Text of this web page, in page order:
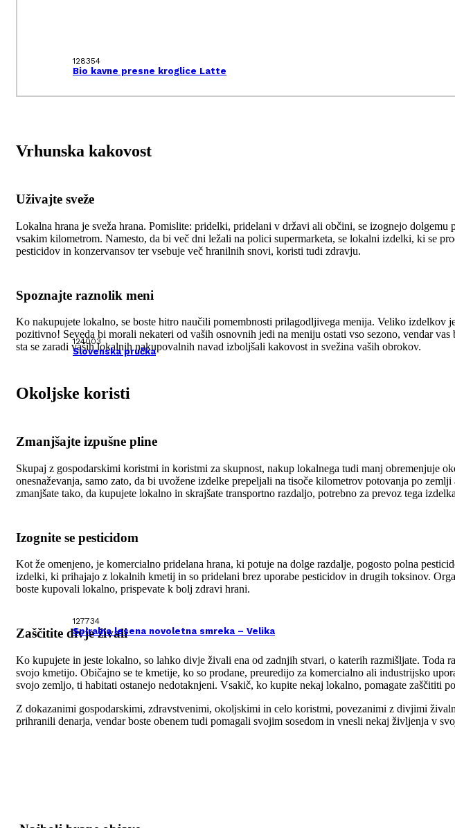
128354
Bio kavne presne kroglice Latte
124003
Slovenska pručka
127734
Spiralna lesena novoletna smreka – Velika
Vrhunska kakovost
Uživajte sveže
Lokalna hrana je sveža hrana. Pomislite: pridelki, pridelani v državi ali občini, se izognejo
vsakim kilometrom. Namesto, da bi več dni ležali na polici supermarketa, se lokalni izdelki, ki se
pesticidov in konzervansov ter vsebuje več hranilnih snovi, koristi tudi zdravju.
Spoznajte raznolik meni
Ko nakupujete lokalno, se boste hitro naučili pomembnosti prilagodljivega menija. Veliko
pozitivno! Seveda bi morali nekateri od vaših osnovnih jedi na meniju ostati vso sezono, vendar
sta se zaradi vaših lokalnih nakupovalnih navad izboljšali kakovost in svežina vaših obrokov.
Okoljske koristi
Zmanjšajte izpušne pline
Skupaj z gospodarskimi koristmi in koristmi za skupnost, nakup lokalnega tudi manj obremenjuje
onesnaževanja, samo zato, da bi uvožene izdelke prepeljali na tisoče kilometrov potovanja po
zmanjšate tako, da kupujete lokalno in skrajšate transportno razdaljo, potrebno za prevoz tega
Izognite se pesticidom
Kot že omenjeno, je komercialno pridelana hrana, ki potuje na dolge razdalje, pogosto polna
izdelki, ki prihajajo z lokalnih kmetij in so pridelani brez uporabe pesticidov in drugih toksinov.
boste kupovali lokalno, prispevate k bolj zdravi hrani.
Zaščitite divje živali
Ko kupujete in jeste lokalno, so lahko divje živali ena od zadnjih stvari, o katerih razmišljate.
svojo kmetijo. Običajno se te kmetije, ko so prodane, preuredijo za komercialno ali industrijsko
svojo zemljo, ti habitati ostanejo nedotaknjeni. Vsakič, ko kupite nekaj lokalno, pomagate zaščititi
Z dokazanimi gospodarskimi, zdravstvenimi, okoljskimi in celo koristmi, povezanimi z divjimi
prihranili denarja, vendar boste obenem tudi pomagali svojim sosedom in vnesli nekaj življenja v